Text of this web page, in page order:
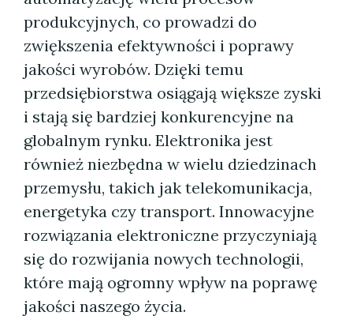
produkcyjnych, co prowadzi do
zwiększenia efektywności i poprawy
jakości wyrobów. Dzięki temu
przedsiębiorstwa osiągają większe zyski
i stają się bardziej konkurencyjne na
globalnym rynku. Elektronika jest
również niezbędna w wielu dziedzinach
przemysłu, takich jak telekomunikacja,
energetyka czy transport. Innowacyjne
rozwiązania elektroniczne przyczyniają
się do rozwijania nowych technologii,
które mają ogromny wpływ na poprawę
jakości naszego życia.